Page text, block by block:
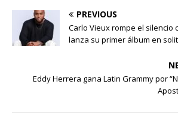
PREVIOUS
Carlo Vieux rompe el silencio
lanza su primer álbum en
Eddy Herrera gana Latin Grammy por